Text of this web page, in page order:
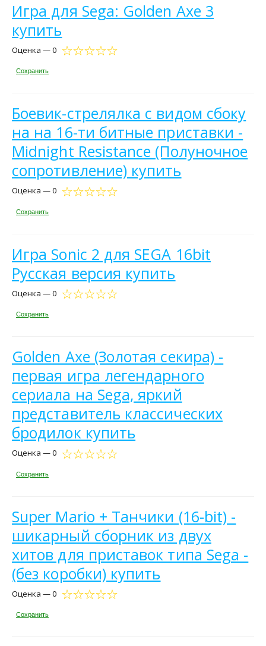
Игра для Sega: Golden Axe 3
купить
Оценка — 0
Сохранить
Боевик-стрелялка с видом сбоку
на на 16-ти битные приставки -
Midnight Resistance (Полуночное
сопротивление) купить
Оценка — 0
Сохранить
Игра Sonic 2 для SEGA 16bit
Русская версия купить
Оценка — 0
Сохранить
Golden Axe (Золотая секира) -
первая игра легендарного
сериала на Sega, яркий
представитель классических
бродилок купить
Оценка — 0
Сохранить
Super Mario + Танчики (16-bit) -
шикарный сборник из двух
хитов для приставок типа Sega -
(без коробки) купить
Оценка — 0
Сохранить